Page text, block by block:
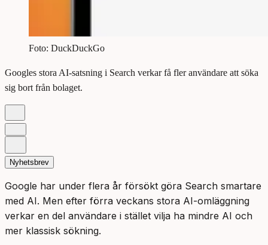
Foto: DuckDuckGo
Googles stora AI-satsning i Search verkar få fler användare att söka
sig bort från bolaget.
Nyhetsbrev
Google har under flera år försökt göra Search smartare
med AI. Men efter förra veckans stora AI-omläggning
verkar en del användare i stället vilja ha mindre AI och
mer klassisk sökning.